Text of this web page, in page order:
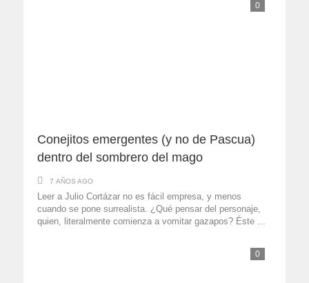
0
Conejitos emergentes (y no de Pascua)
dentro del sombrero del mago
7 AÑOS AGO
Leer a Julio Cortázar no es fácil empresa, y menos
cuando se pone surrealista. ¿Qué pensar del personaje,
quien, literalmente comienza a vomitar gazapos? Éste ...
0